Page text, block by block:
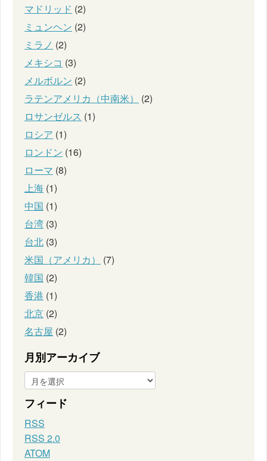
マドリッド (2)
ミュンヘン (2)
ミラノ (2)
メキシコ (3)
メルボルン (2)
ラテンアメリカ（中南米）
(2)
ロサンゼルス (1)
ロシア (1)
ロンドン (16)
ローマ (8)
上海 (1)
中国 (1)
台湾 (3)
台北 (3)
米国（アメリカ）
(7)
韓国 (2)
香港 (1)
北京 (2)
名古屋 (2)
月別アーカイブ
フィード
RSS
RSS 2.0
ATOM